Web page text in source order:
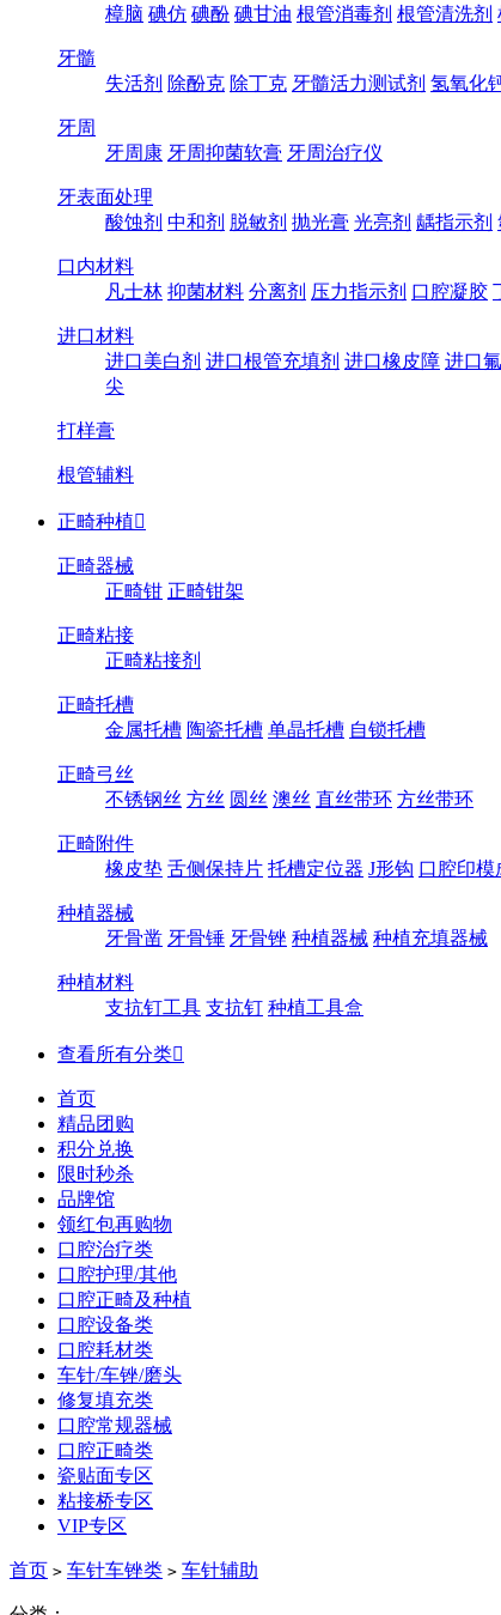
樟脑 碘仿 碘酚 碘甘油 根管消毒剂 根管清洗剂
牙髓
失活剂 除酚克 除丁克 牙髓活力测试剂 氢氧化
牙周
牙周康 牙周抑菌软膏 牙周治疗仪
牙表面处理
酸蚀剂 中和剂 脱敏剂 抛光膏 光亮剂 龋指示剂
口内材料
凡士林 抑菌材料 分离剂 压力指示剂 口腔凝胶
进口材料
进口美白剂 进口根管充填剂 进口橡皮障 进口
尖
打样膏
根管辅料
正畸种植
正畸器械
正畸钳 正畸钳架
正畸粘接
正畸粘接剂
正畸托槽
金属托槽 陶瓷托槽 单晶托槽 自锁托槽
正畸弓丝
不锈钢丝 方丝 圆丝 澳丝 直丝带环 方丝带环
正畸附件
橡皮垫 舌侧保持片 托槽定位器 J形钩 口腔印模
种植器械
牙骨凿 牙骨锤 牙骨锉 种植器械 种植充填器械
种植材料
支抗钉工具 支抗钉 种植工具盒
查看所有分类
首页
精品团购
积分兑换
限时秒杀
品牌馆
领红包再购物
口腔治疗类
口腔护理/其他
口腔正畸及种植
口腔设备类
口腔耗材类
车针/车锉/磨头
修复填充类
口腔常规器械
口腔正畸类
瓷贴面专区
粘接桥专区
VIP专区
首页 > 车针车锉类 > 车针辅助